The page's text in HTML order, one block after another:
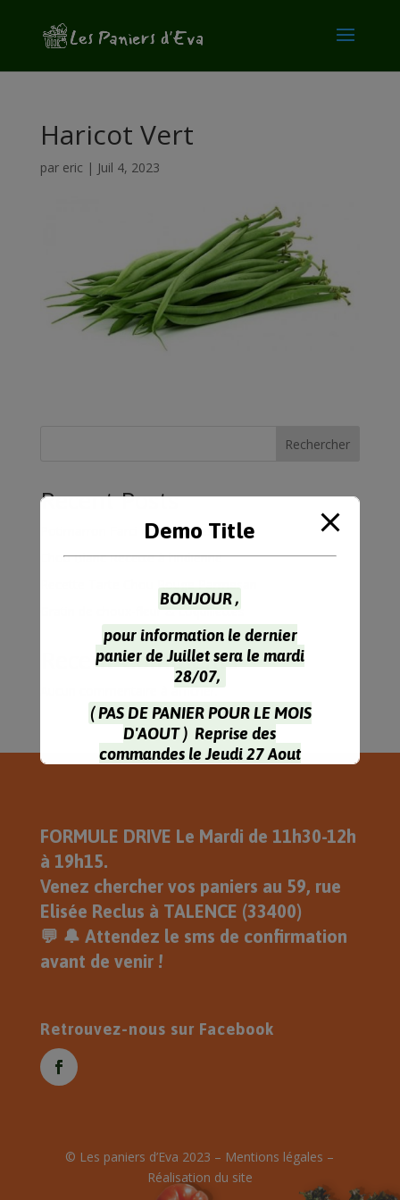
Haricot Vert
par eric | Juil 4, 2023
Rechercher
Recent Posts
Potimarron Farci 4 Personnes
Chou Blanc Recette à l’Indienne
Recette Tarte Chou Rouge Parmesan
Gratin de choux-fleur & coquillettes
Recent Comments
Aucun commentaire à afficher.
FORMULE DRIVE Le Mardi de 11h30-12h
à 19h15.
Venez chercher vos paniers au 59, rue
Elisée Reclus à TALENCE (33400)
💬 🔔 Attendez le sms de confirmation
avant de venir !
Retrouvez-nous sur Facebook
© Les paniers d’Eva 2023 – Mentions légales –
Réalisation du site
Demo Title
BONJOUR ,
pour information le dernier
panier de Juillet sera le mardi
28/07,
( PAS DE PANIER POUR LE MOIS
D'AOUT ) Reprise des
commandes le Jeudi 27 Aout
Eric